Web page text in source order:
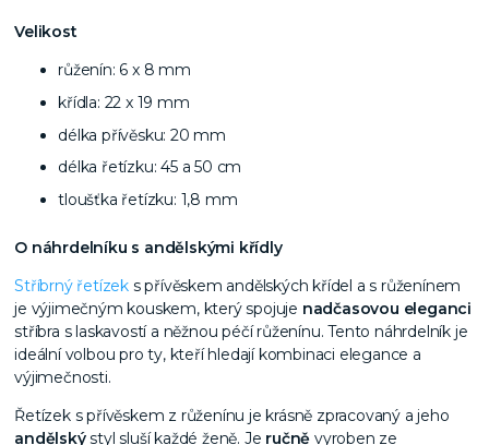
Velikost
růženín: 6 x 8 mm
křídla: 22 x 19 mm
délka přívěsku: 20 mm
délka řetízku: 45 a 50 cm
tloušťka řetízku: 1,8 mm
O náhrdelníku s andělskými křídly
Stříbrný řetízeks přívěskem andělských křídel a s růženínem
je výjimečným kouskem, který spojuje nadčasovou eleganci
stříbra s laskavostí a něžnou péčí růženínu. Tento náhrdelník je
ideální volbou pro ty, kteří hledají kombinaci elegance a
výjimečnosti.
Řetízek s přívěskem z růženínu je krásně zpracovaný a jeho
andělskýstyl sluší každé ženě. Je ručně vyroben ze